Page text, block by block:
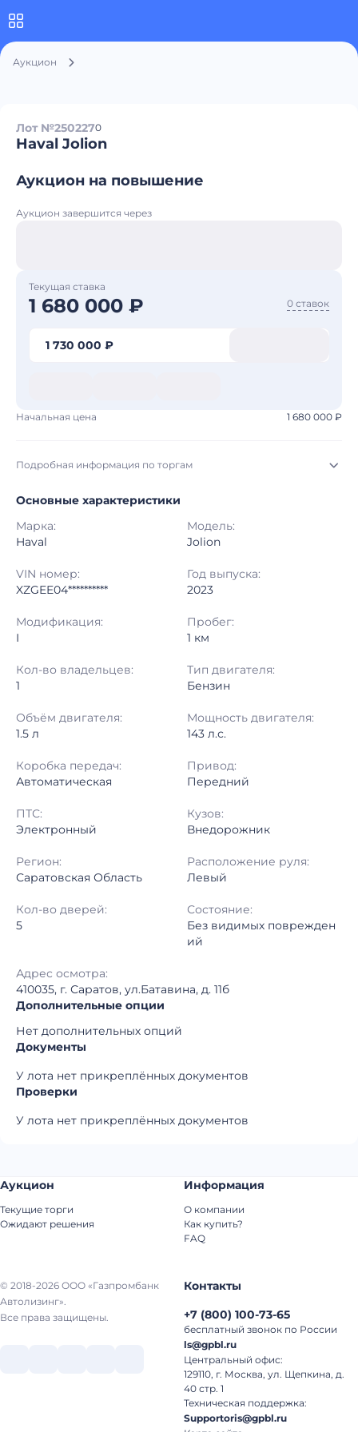
Аукцион
Лот №2502270
Haval Jolion
Аукцион на повышение
Аукцион завершится через
Текущая ставка
1 680 000 ₽ 0 ставок
1 730 000 ₽
Начальная цена 1 680 000 ₽
Подробная информация по торгам
Начало торгов: 06.08.2026, 09:02 МСК
Конец торгов: 13.08.2026, 09:02 МСК
Тип аукциона: Открытые торги
Шаг торгов: 50 000 ₽
Кол-во ставок:
Основные характеристики
Марка:
Haval
Модель:
Jolion
VIN номер:
XZGEE04**********
Год выпуска:
2023
Модификация:
I
Пробег:
1 км
Кол-во владельцев:
1
Тип двигателя:
Бензин
Объём двигателя:
1.5 л
Мощность двигателя:
143 л.с.
Коробка передач:
Автоматическая
Привод:
Передний
ПТС:
Электронный
Кузов:
Внедорожник
Регион:
Саратовская Область
Расположение руля:
Левый
Кол-во дверей:
5
Состояние:
Без видимых поврежден
ий
Адрес осмотра:
410035, г. Саратов, ул.Батавина, д. 11б
Дополнительные опции
Нет дополнительных опций
Документы
У лота нет прикреплённых документов
Проверки
У лота нет прикреплённых документов
© 2018-2026 ООО «Газпромбанк
Автолизинг».
Все права защищены.
Аукцион
Текущие торги
Ожидают решения
Информация
О компании
Как купить?
FAQ
Контакты
+7 (800) 100-73-65
бесплатный звонок по России
ls@gpbl.ru
Центральный офис:
129110, г. Москва, ул. Щепкина, д.
40 стр. 1
Техническая поддержка:
Supportoris@gpbl.ru